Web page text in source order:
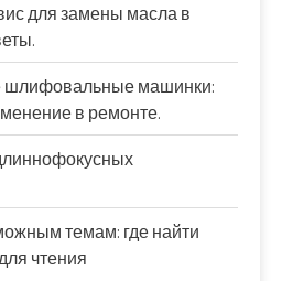
для замены масла в
шлифовальные машинки:
в ремонте.
темам: где найти
чтения